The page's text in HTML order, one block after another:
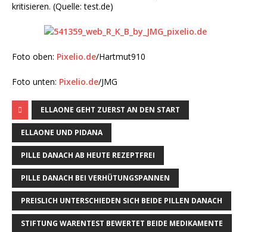
kritisieren. (Quelle: test.de)
Foto oben: Pixelio.de/Hartmut910
Foto unten: Pixelio.de/JMG
ELLAONE GEHT ZUERST AN DEN START
ELLAONE UND PIDANA
PILLE DANACH AB HEUTE REZEPTFREI
PILLE DANACH BEI VERHÜTUNGSPANNEN
PREISLICH UNTERSCHIEDEN SICH BEIDE PILLEN DANACH
STIFTUNG WARENTEST BEWERTET BEIDE MEDIKAMENTE